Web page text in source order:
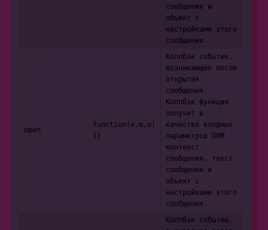
сообщения и
объект с
настройками этого
сообщения.
open
function(e,m,o)
{}
Коллбэк событие,
возникающее после
открытия
сообщения.
Коллбэк функция
получит в
качестве входных
параметров DOM
контекст
сообщения, текст
сообщения и
объект с
настройками этого
сообщения.
Коллбэк событие,